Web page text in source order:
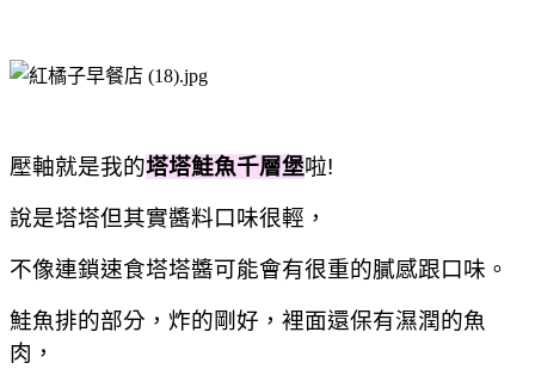
壓軸就是我的塔塔鮭魚千層堡啦!
說是塔塔但其實醬料口味很輕，
不像連鎖速食塔塔醬可能會有很重的膩感跟口味。
鮭魚排的部分，炸的剛好，裡面還保有濕潤的魚
肉，